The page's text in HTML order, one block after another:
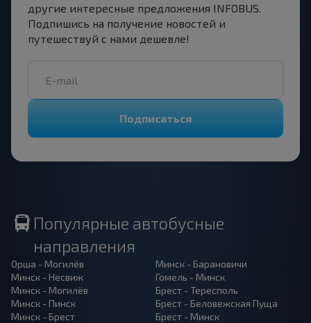
другие интересные предложения INFOBUS.
Подпишись на получение новостей и
путешествуй с нами дешевле!
Подписаться
Популярные автобусные
направления
Орша - Могилёв
Минск - Несвиж
Минск - Могилёв
Минск - Пинск
Минск - Брест
Минск - Барановичи
Гомель - Минск
Брест - Тересполь
Брест - Беловежская Пуща
Брест - Минск